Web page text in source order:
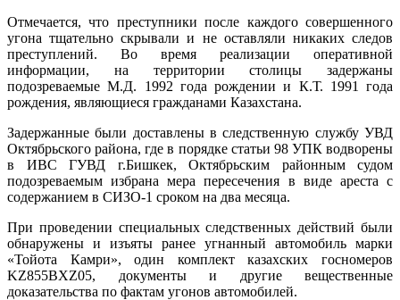
Отмечается, что преступники после каждого совершенного
угона тщательно скрывали и не оставляли никаких следов
преступлений. Во время реализации оперативной
информации, на территории столицы задержаны
подозреваемые М.Д. 1992 года рождении и К.Т. 1991 года
рождения, являющиеся гражданами Казахстана.
Задержанные были доставлены в следственную службу УВД
Октябрьского района, где в порядке статьи 98 УПК водворены
в ИВС ГУВД г.Бишкек, Октябрьским районным судом
подозреваемым избрана мера пересечения в виде ареста с
содержанием в СИЗО-1 сроком на два месяца.
При проведении специальных следственных действий были
обнаружены и изъяты ранее угнанный автомобиль марки
«Тойота Камри», один комплект казахских госномеров
KZ855BXZ05, документы и другие вещественные
доказательства по фактам угонов автомобилей.